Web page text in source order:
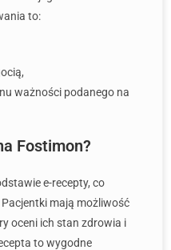
to:
ważności podanego na
Fostimon?
e-recepty, co
mają możliwość
oceni ich stan zdrowia i
to wygodne